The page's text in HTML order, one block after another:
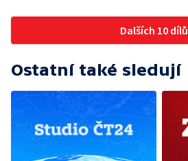
Dalších 10 dílů
Ostatní také sledují